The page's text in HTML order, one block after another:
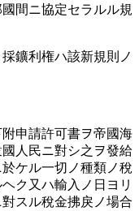
間ニ協定セラルル規
鑛利権ハ該新規則ノ
申請󠄁許可書ヲ帝國海
人民ニ對シ之ヲ發給
ケル一切ノ種類ノ稅
ク又ハ輸入ノ日ヨリ
スル稅金拂戾ノ場合